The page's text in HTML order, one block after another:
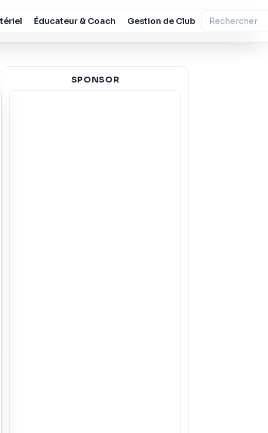
Éducateur & Coach Gestion de Club
SPONSOR